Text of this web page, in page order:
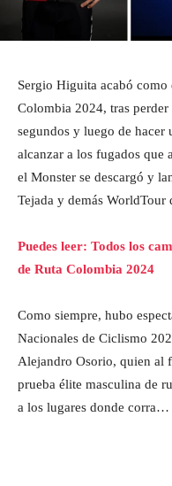
Sergio Higuita acabó
Colombia 2024, tras
segundos y luego de hacer
alcanzar a los fugados que
el Monster se descargó y
Tejada y demás WorldTour
Puedes leer: Todos los
de Ruta Colombia 2024
Como siempre, hubo
Nacionales de Ciclismo
Alejandro Osorio, quien al
prueba élite masculina de
a los lugares donde